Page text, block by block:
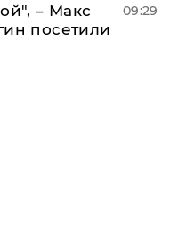
– Макс
посетили
09:29